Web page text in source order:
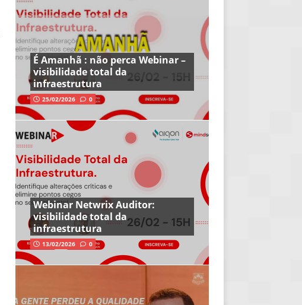
É Amanhã : não perca Webinar –
visibilidade total da
infraestrutura
25/02/2026 0
Webinar Netwrix Auditor:
visibilidade total da
infraestrutura
13/02/2026 0